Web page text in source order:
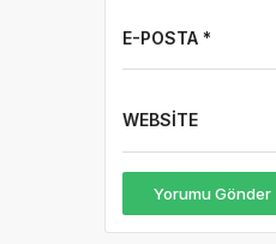
E-POSTA *
WEBSITE
Yorumu Gönder